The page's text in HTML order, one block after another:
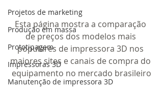
Projetos de marketing
Produção em massa
Prototipagem
Impressoras 3D
Manutenção de impressora 3D
Esta página mostra a comparação
de preços dos modelos mais
populares de impressora 3D nos
maiores sites e canais de compra do
equipamento no mercado brasileiro